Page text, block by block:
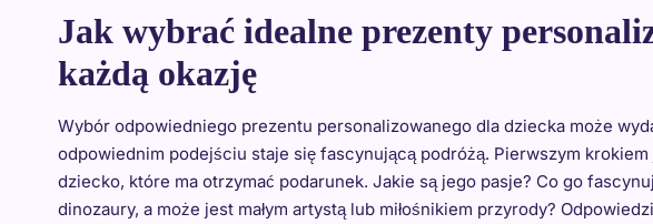
Jak wybrać idealne prezenty
każdą okazję
Wybór odpowiedniego prezentu personalizowanego dla dziecka może
odpowiednim podejściu staje się fascynującą podróżą. Pierwszym
dziecko, które ma otrzymać podarunek. Jakie są jego pasje? Co go
dinozaury, a może jest małym artystą lub miłośnikiem przyrody?